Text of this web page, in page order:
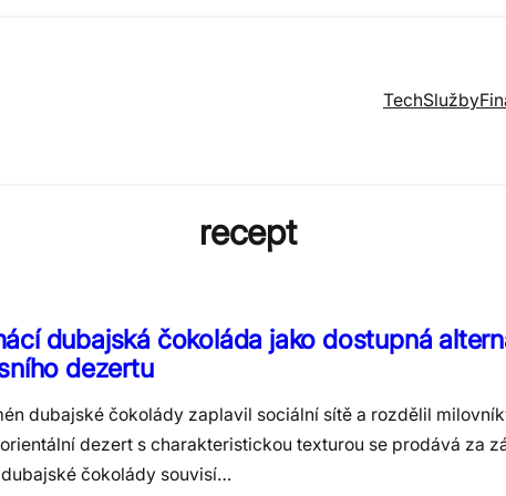
TechSlužby
recept
dubajská čokoláda jako dostupná
dezertu
dubajské čokolády zaplavil sociální sítě a rozdělil
dezert s charakteristickou texturou se prodává za
čokolády souvisí…